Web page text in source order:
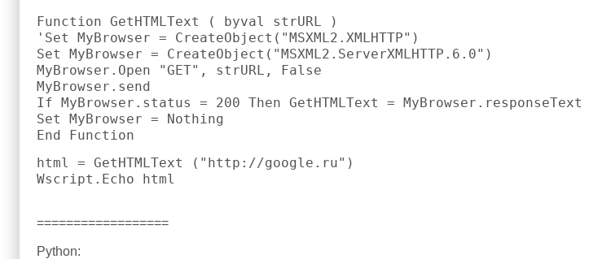
Function GetHTMLText ( byval strURL )
'Set MyBrowser = CreateObject("MSXML2.XMLHTTP")
Set MyBrowser = CreateObject("MSXML2.ServerXMLHTTP.6.0")
MyBrowser.Open "GET", strURL, False
MyBrowser.send
If MyBrowser.status = 200 Then GetHTMLText = MyBrowser.responseText
Set MyBrowser = Nothing
End Function
html = GetHTMLText ("http://google.ru")
Wscript.Echo html
==================
Python: